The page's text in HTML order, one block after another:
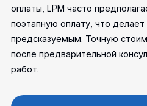
оплаты, LPM часто
поэтапную оплату, что
предсказуемым. Точную
после предварительной
работ.